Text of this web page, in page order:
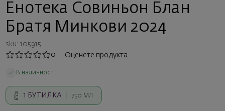
Енотека Совиньон Блан
Братя Минкови 2024
sku: 105915
0
Оценете продукта
В наличност
1 БУТИЛКА 750 МЛ